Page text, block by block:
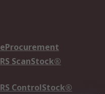
eProcurement
RS ScanStock®
RS ControlStock®